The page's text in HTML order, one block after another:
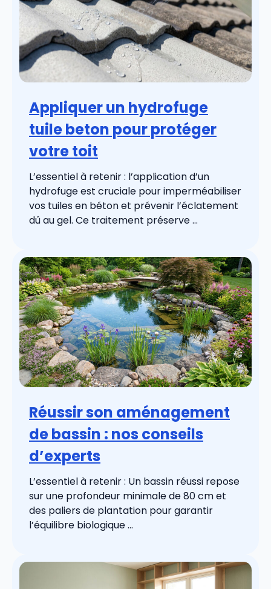
Appliquer un hydrofuge
tuile beton pour protéger
votre toit
L’essentiel à retenir : l’application d’un
hydrofuge est cruciale pour imperméabiliser
vos tuiles en béton et prévenir l’éclatement
dû au gel. Ce traitement préserve ...
Réussir son aménagement
de bassin : nos conseils
d’experts
L’essentiel à retenir : Un bassin réussi repose
sur une profondeur minimale de 80 cm et
des paliers de plantation pour garantir
l’équilibre biologique ...